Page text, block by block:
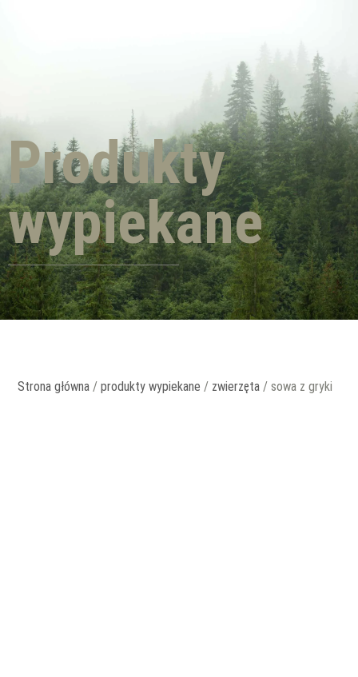
Produkty
wypiekane
Strona główna /produkty wypiekane / zwierzęta / sowa z gryki